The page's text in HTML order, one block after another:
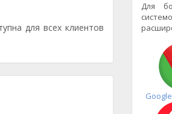
для всех клиентов
Для